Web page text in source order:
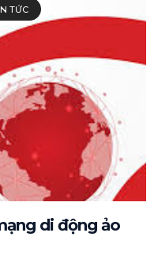
TỨC
di động ảo